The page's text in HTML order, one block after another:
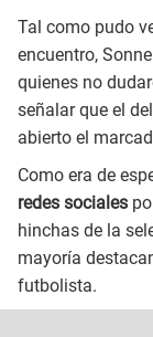
Tal como pudo
encuentro,
quienes no
señalar que el
abierto el
Como era de
redes sociales
hinchas de la
mayoría
futbolista.